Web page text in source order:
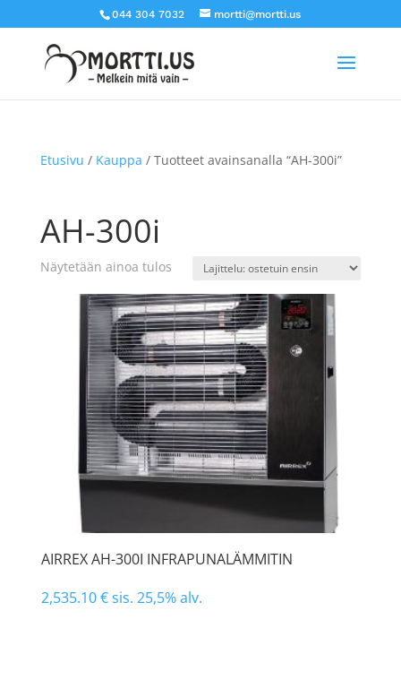
044 304 7032 mortti@mortti.us
Etusivu / Kauppa / Tuotteet avainsanalla “AH-300i”
AH-300i
Näytetään ainoa tulos
AIRREX AH-300I INFRAPUNALÄMMITIN
2,535.10€sis. 25,5% alv.